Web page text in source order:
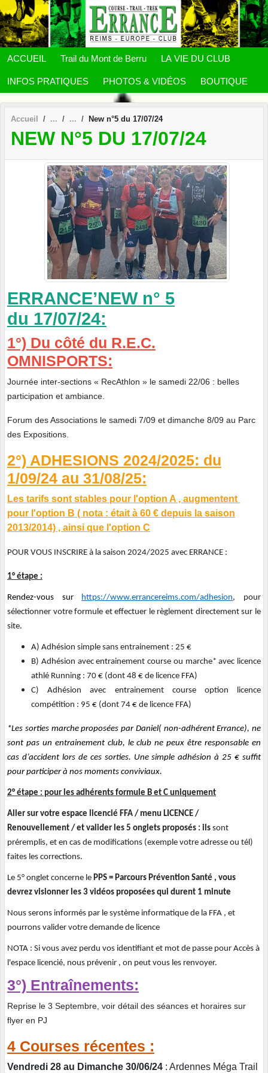
ACCUEIL Trail du Mont de Berru LA VIE DU CLUB
INFOS PRATIQUES PHOTOS & VIDÉOS BOUTIQUE
Accueil New n°5 du 17/07/24
NEW N°5 DU 17/07/24
ERRANCE’NEW n° 5
du 17/07/24:
1°) Du côté du R.E.C.
OMNISPORTS:
Journée inter-sections « RecAthlon » le samedi 22/06 : belles
participation et ambiance.
Forum des Associations le samedi 7/09 et dimanche 8/09 au Parc
des Expositions.
2°) ADHESIONS 2024/2025: du
1/09/24 au 31/08/25:
Les tarifs sont stables pour l'option A , augmentent
pour l'option B ( nota : était à 60 € depuis la saison
2013/2014) , ainsi que l'option C
POUR VOUS INSCRIRE à la saison 2024/2025 avec ERRANCE :
1° étape :
Rendez-vous sur https://www.errancereims.com/adhesion, pour
sélectionner votre formule et effectuer le règlement directement sur le
site.
A) Adhésion simple sans entrainement : 25 €
B) Adhésion avec entrainement course ou marche* avec licence
athlé Running : 70 € (dont 48 € de licence FFA)
C) Adhésion avec entrainement course option licence
compétition : 95 € (dont 74 € de licence FFA)
*Les sorties marche proposées par Daniel( non-adhérent Errance), ne
sont pas un entrainement club, le club ne peux être responsable en
cas d’accident lors de ces sorties. Une simple adhésion à 25 € suffit
pour participer à nos moments conviviaux.
2° étape : pour les adhérents formule B et C uniquement
Aller sur votre espace licencié FFA / menu LICENCE /
Renouvellement / et valider les 5 onglets proposés : ils sont
préremplis, et en cas de modifications (exemple votre adresse ou tél)
faites les corrections.
Le 5° onglet concerne le PPS = Parcours Prévention Santé , vous
devrez visionner les 3 vidéos proposées qui durent 1 minute
Nous serons informés par le système informatique de la FFA , et
pourrons valider votre demande de licence
NOTA : Si vous avez perdu vos identifiant et mot de passe pour Accès à
l'espace licencié, nous prévenir , on peut vous les renvoyer.
3°) Entraînements:
Reprise le 3 Septembre, voir détail des séances et horaires sur
flyer en PJ
4 Courses récentes :
Vendredi 28 au Dimanche 30/06/24 : Ardennes Méga Trail
Panneau de gestion des cookies